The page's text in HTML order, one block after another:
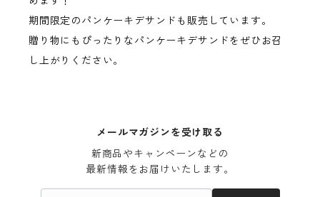
期間限定のパンケーキデサンドも販売しています。
贈り物にもぴったりなパンケーキデサンドをぜひお召
し上がりください。
メールマガジンを受け取る
新商品やキャンペーンなどの
最新情報をお届けいたします。